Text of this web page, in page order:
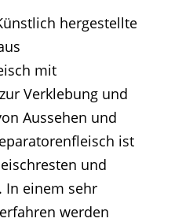
hergestellte
mit
Verklebung und
Aussehen und
ist
und
In einem sehr
werden